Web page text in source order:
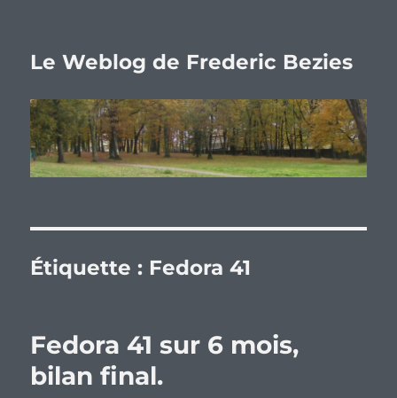
Le Weblog de Frederic Bezies
Étiquette : Fedora 41
Fedora 41 sur 6 mois,
bilan final.